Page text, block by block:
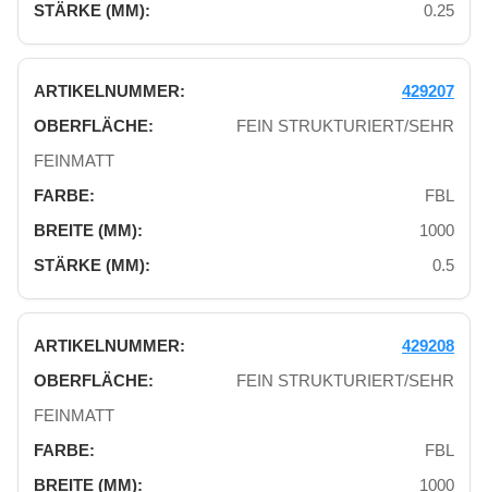
0.25
429207
FEIN STRUKTURIERT/SEHR
FEINMATT
FBL
1000
0.5
429208
FEIN STRUKTURIERT/SEHR
FEINMATT
FBL
1000